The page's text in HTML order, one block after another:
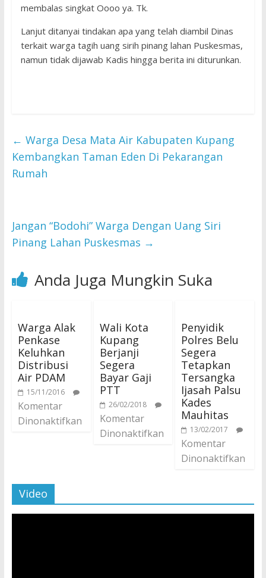
membalas singkat Oooo ya. Tk.
Lanjut ditanyai tindakan apa yang telah diambil Dinas
terkait warga tagih uang sirih pinang lahan Puskesmas,
namun tidak dijawab Kadis hingga berita ini diturunkan.
← Warga Desa Mata Air Kabupaten Kupang
Kembangkan Taman Eden Di Pekarangan
Rumah
Jangan “Bodohi” Warga Dengan Uang Siri
Pinang Lahan Puskesmas →
Anda Juga Mungkin Suka
Warga Alak
Penkase
Keluhkan
Distribusi
Air PDAM
15/11/2016
Komentar
Dinonaktifkan
Wali Kota
Kupang
Berjanji
Segera
Bayar Gaji
PTT
26/02/2018
Komentar
Dinonaktifkan
Penyidik
Polres Belu
Segera
Tetapkan
Tersangka
Ijasah Palsu
Kades
Mauhitas
13/02/2017
Komentar
Dinonaktifkan
Video